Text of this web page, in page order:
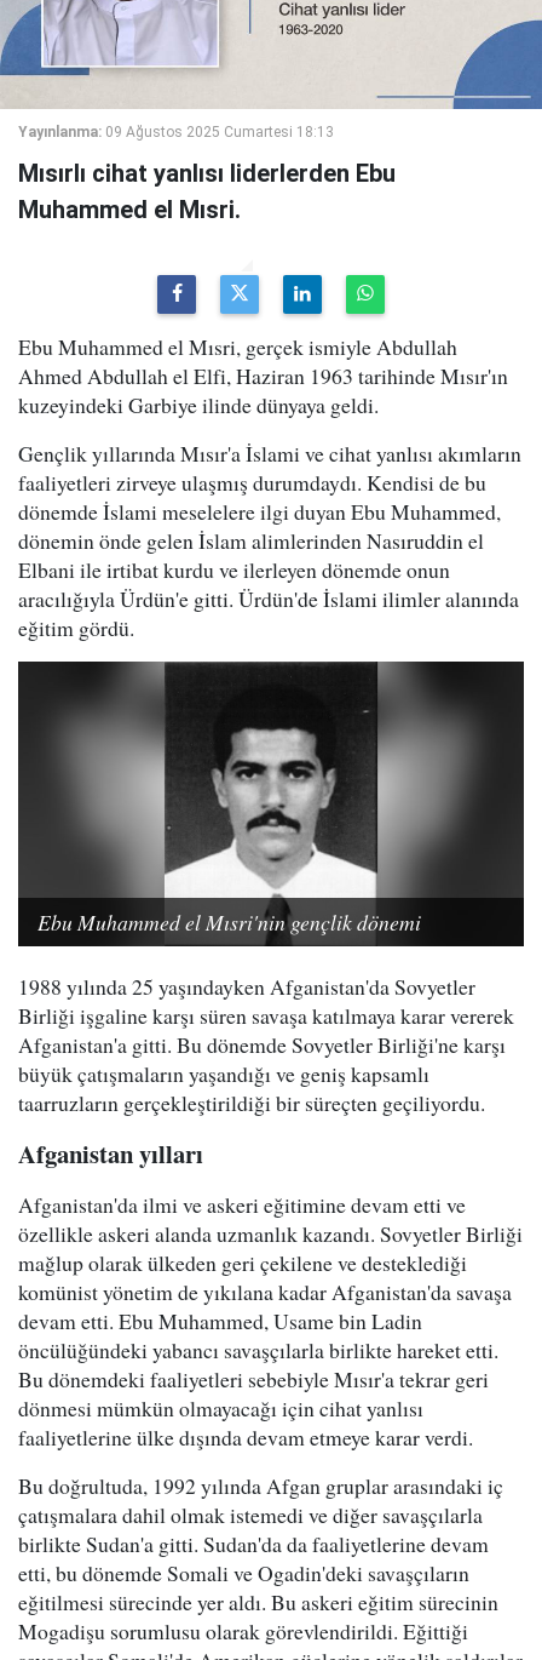
Yayınlanma: 09 Ağustos 2025 Cumartesi 18:13
Mısırlı cihat yanlısı liderlerden Ebu
Muhammed el Mısri.
Ebu Muhammed el Mısri, gerçek ismiyle Abdullah
Ahmed Abdullah el Elfi, Haziran 1963 tarihinde Mısır'ın
kuzeyindeki Garbiye ilinde dünyaya geldi.
Gençlik yıllarında Mısır'a İslami ve cihat yanlısı akımların
faaliyetleri zirveye ulaşmış durumdaydı. Kendisi de bu
dönemde İslami meselelere ilgi duyan Ebu Muhammed,
dönemin önde gelen İslam alimlerinden Nasıruddin el
Elbani ile irtibat kurdu ve ilerleyen dönemde onun
aracılığıyla Ürdün'e gitti. Ürdün'de İslami ilimler alanında
eğitim gördü.
Ebu Muhammed el Mısri'nin gençlik dönemi
1988 yılında 25 yaşındayken Afganistan'da Sovyetler
Birliği işgaline karşı süren savaşa katılmaya karar vererek
Afganistan'a gitti. Bu dönemde Sovyetler Birliği'ne karşı
büyük çatışmaların yaşandığı ve geniş kapsamlı
taarruzların gerçekleştirildiği bir süreçten geçiliyordu.
Afganistan yılları
Afganistan'da ilmi ve askeri eğitimine devam etti ve
özellikle askeri alanda uzmanlık kazandı. Sovyetler Birliği
mağlup olarak ülkeden geri çekilene ve desteklediği
komünist yönetim de yıkılana kadar Afganistan'da savaşa
devam etti. Ebu Muhammed, Usame bin Ladin
öncülüğündeki yabancı savaşçılarla birlikte hareket etti.
Bu dönemdeki faaliyetleri sebebiyle Mısır'a tekrar geri
dönmesi mümkün olmayacağı için cihat yanlısı
faaliyetlerine ülke dışında devam etmeye karar verdi.
Bu doğrultuda, 1992 yılında Afgan gruplar arasındaki iç
çatışmalara dahil olmak istemedi ve diğer savaşçılarla
birlikte Sudan'a gitti. Sudan'da da faaliyetlerine devam
etti, bu dönemde Somali ve Ogadin'deki savaşçıların
eğitilmesi sürecinde yer aldı. Bu askeri eğitim sürecinin
Mogadişu sorumlusu olarak görevlendirildi. Eğittiği